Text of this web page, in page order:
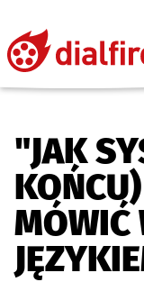
"JAK
MÓWIĆ